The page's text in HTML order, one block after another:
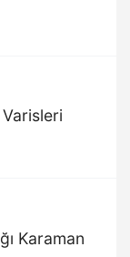
Karaman